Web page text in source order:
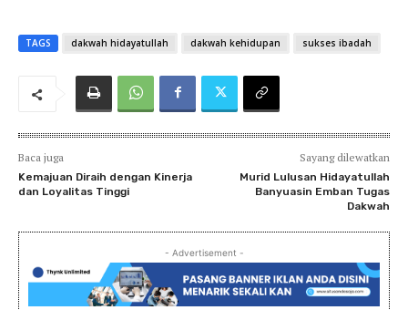
TAGS dakwah hidayatullah dakwah kehidupan sukses ibadah
Baca juga
Kemajuan Diraih dengan Kinerja
dan Loyalitas Tinggi
Sayang dilewatkan
Murid Lulusan Hidayatullah
Banyuasin Emban Tugas
Dakwah
- Advertisement -